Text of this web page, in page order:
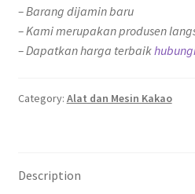
– Barang dijamin baru
– Kami merupakan produsen
– Dapatkan harga terbaik
Category: Alat dan Mesin Kakao
Description